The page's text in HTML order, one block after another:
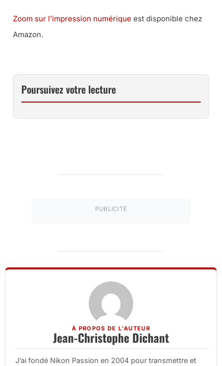
Zoom sur l’impression numérique est disponible chez
Amazon.
Poursuivez votre lecture
PUBLICITÉ
À PROPOS DE L'AUTEUR
Jean-Christophe Dichant
J’ai fondé Nikon Passion en 2004 pour transmettre et